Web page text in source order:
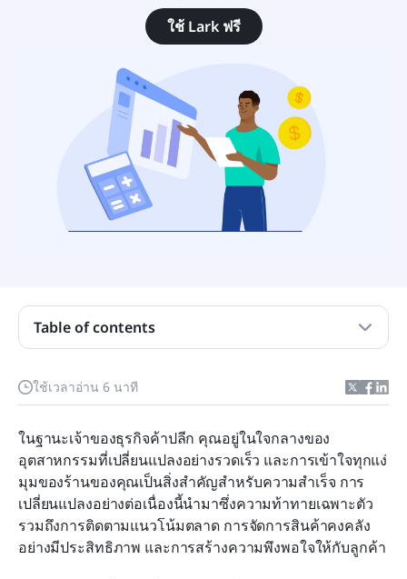
ใช้ Lark ฟรี
ใช้เวลาอ่าน 6 นาที
ในฐานะเจ้าของธุรกิจค้าปลีก คุณอยู่ในใจกลางของ
อุตสาหกรรมที่เปลี่ยนแปลงอย่างรวดเร็ว และการเข้าใจทุกแง่
มุมของร้านของคุณเป็นสิ่งสำคัญสำหรับความสำเร็จ การ
เปลี่ยนแปลงอย่างต่อเนื่องนี้นำมาซึ่งความท้าทายเฉพาะตัว
รวมถึงการติดตามแนวโน้มตลาด การจัดการสินค้าคงคลัง
อย่างมีประสิทธิภาพ และการสร้างความพึงพอใจให้กับลูกค้า
Table of contents
การตรวจสอบร้านค้าปลีกคืออะไร?
บ้าง?
ข้อควรทำและข้อควรหลีกเลี่ยงในการตรวจสอบร้าน
ค้าปลีก
ใช้ประโยชน์สูงสุดจากการตรวจสอบร้านค้าปลีกของ
คุณด้วย Lark